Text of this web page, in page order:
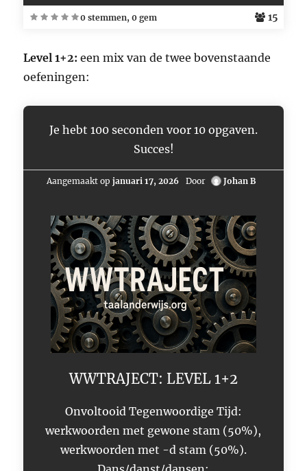
0 stemmen, 0 gem 15
Level 1+2: een mix van de twee bovenstaande
oefeningen:
Je hebt 100 seconden voor 10 opgaven.
Succes!
Aangemaakt op januari 17, 2026 Door Johan B
WWTRAJECT: LEVEL 1+2
Onvoltooid Tegenwoordige Tijd:
werkwoorden met gewone stam (50%),
werkwoorden met -d stam (50%).